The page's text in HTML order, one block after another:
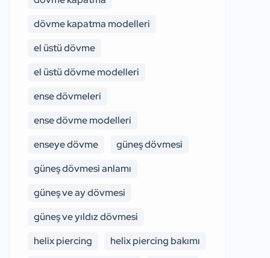
dövme kapatma modelleri
el üstü dövme
el üstü dövme modelleri
ense dövmeleri
ense dövme modelleri
enseye dövme
güneş dövmesi
güneş dövmesi anlamı
güneş ve ay dövmesi
güneş ve yıldız dövmesi
helix piercing
helix piercing bakımı